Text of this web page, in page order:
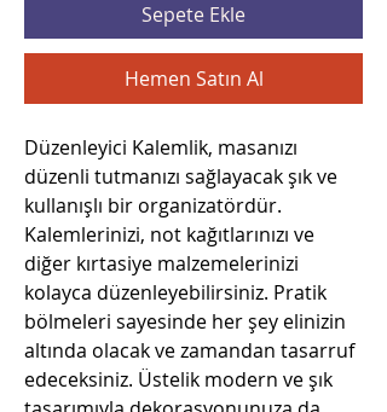
Sepete Ekle
Hemen Satın Al
Düzenleyici Kalemlik, masanızı
düzenli tutmanızı sağlayacak şık ve
kullanışlı bir organizatördür.
Kalemlerinizi, not kağıtlarınızı ve
diğer kırtasiye malzemelerinizi
kolayca düzenleyebilirsiniz. Pratik
bölmeleri sayesinde her şey elinizin
altında olacak ve zamandan tasarruf
edeceksiniz. Üstelik modern ve şık